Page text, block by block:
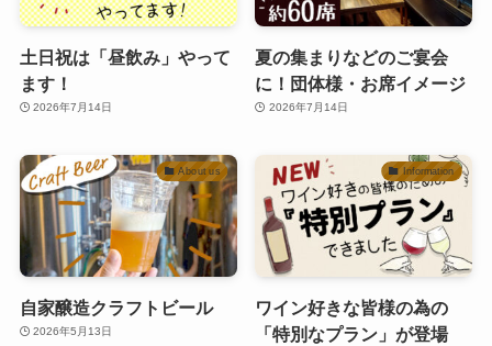
土日祝は「昼飲み」やって
ます！
2026年7月14日
夏の集まりなどのご宴会
に！団体様・お席イメージ
2026年7月14日
About us
自家醸造クラフトビール
2026年5月13日
Information
ワイン好きな皆様の為の
「特別なプラン」が登場